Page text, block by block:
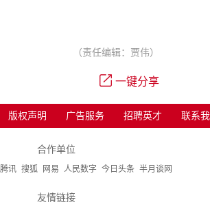
（责任编辑：贾伟）
一键分享
版权声明 广告服务 招聘英才 联系
合作单位
腾讯 搜狐 网易 人民数字 今日头条 半月谈网
友情链接